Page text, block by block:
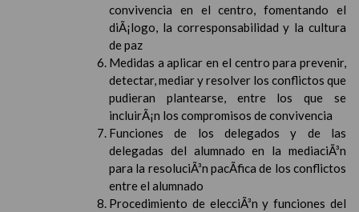
convivencia en el centro, fomentando el
diÃ¡logo, la corresponsabilidad y la cultura
de paz
Medidas a aplicar en el centro para prevenir,
detectar, mediar y resolver los conflictos que
pudieran plantearse, entre los que se
incluirÃ¡n los compromisos de convivencia
Funciones de los delegados y de las
delegadas del alumnado en la mediaciÃ³n
para la resoluciÃ³n pacÃ­fica de los conflictos
entre el alumnado
Procedimiento de elecciÃ³n y funciones del